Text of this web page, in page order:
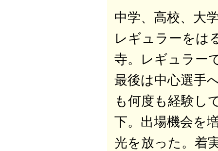
中学、高校、大
レギュラーをは
寺。レギュラー
最後は中心選手
も何度も経験し
下。出場機会を
光を放った。着